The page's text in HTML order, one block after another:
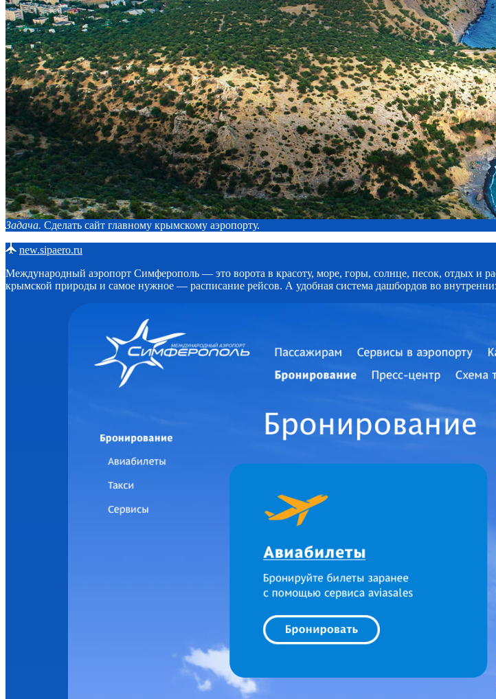
Задача. Сделать сайт главному крымскому аэропорту.
new.sipaero.ru
Международный аэропорт Симферополь — это ворота в красоту, море, горы, солнце, песок, отдых и
крымской природы и самое нужное — расписание рейсов. А удобная система дашбордов во